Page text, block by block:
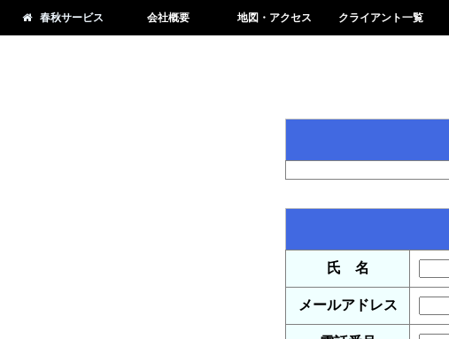
春秋サービス 会社概要 地図・アクセス クライアント一覧
氏 名
メールアドレス